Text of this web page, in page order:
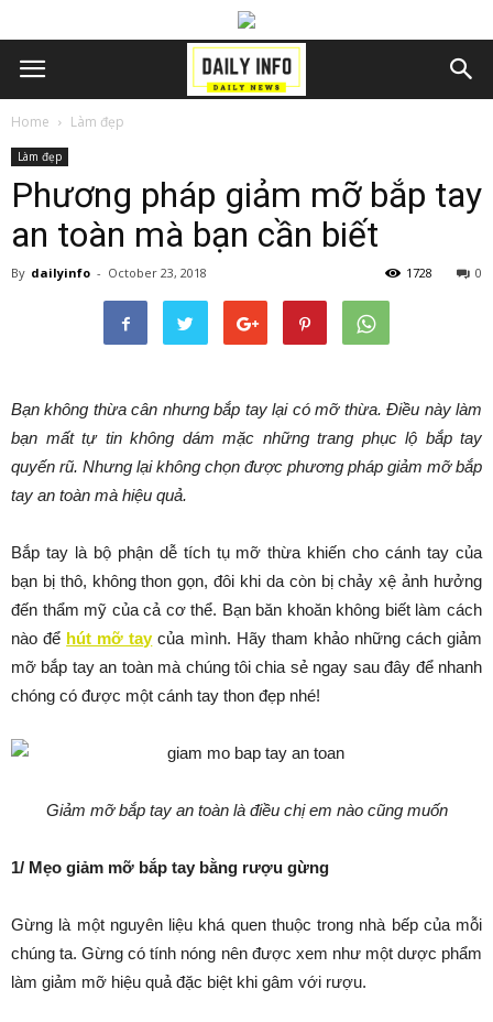
Home Làm đẹp
Làm đẹp
Phương pháp giảm mỡ bắp tay
an toàn mà bạn cần biết
By dailyinfo - October 23, 2018 0
1728
Bạn không thừa cân nhưng bắp tay lại có mỡ thừa. Điều này làm
bạn mất tự tin không dám mặc những trang phục lộ bắp tay
quyến rũ. Nhưng lại không chọn được phương pháp giảm mỡ bắp
tay an toàn mà hiệu quả.
Bắp tay là bộ phận dễ tích tụ mỡ thừa khiến cho cánh tay của
bạn bị thô, không thon gọn, đôi khi da còn bị chảy xệ ảnh hưởng
đến thẩm mỹ của cả cơ thể. Bạn băn khoăn không biết làm cách
nào để hút mỡ taycủa mình. Hãy tham khảo những cách giảm
mỡ bắp tay an toàn mà chúng tôi chia sẻ ngay sau đây để nhanh
chóng có được một cánh tay thon đẹp nhé!
Giảm mỡ bắp tay an toàn là điều chị em nào cũng muốn
1/ Mẹo giảm mỡ bắp tay bằng rượu gừng
Gừng là một nguyên liệu khá quen thuộc trong nhà bếp của mỗi
chúng ta. Gừng có tính nóng nên được xem như một dược phẩm
làm giảm mỡ hiệu quả đặc biệt khi gâm với rượu.